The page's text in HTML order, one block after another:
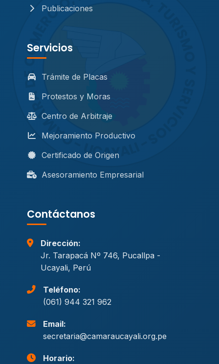
Publicaciones
Servicios
Trámite de Placas
Protestos y Moras
Centro de Arbitraje
Mejoramiento Productivo
Certificado de Origen
Asesoramiento Empresarial
Contáctanos
Dirección:
Jr. Tarapacá Nº 746, Pucallpa -
Ucayali, Perú
Teléfono:
(061) 944 321 962
Email:
secretaria@camaraucayali.org.pe
Horario: